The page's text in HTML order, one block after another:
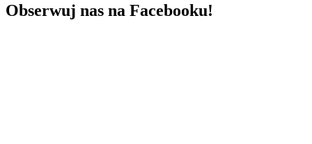
Obserwuj nas na Facebooku!